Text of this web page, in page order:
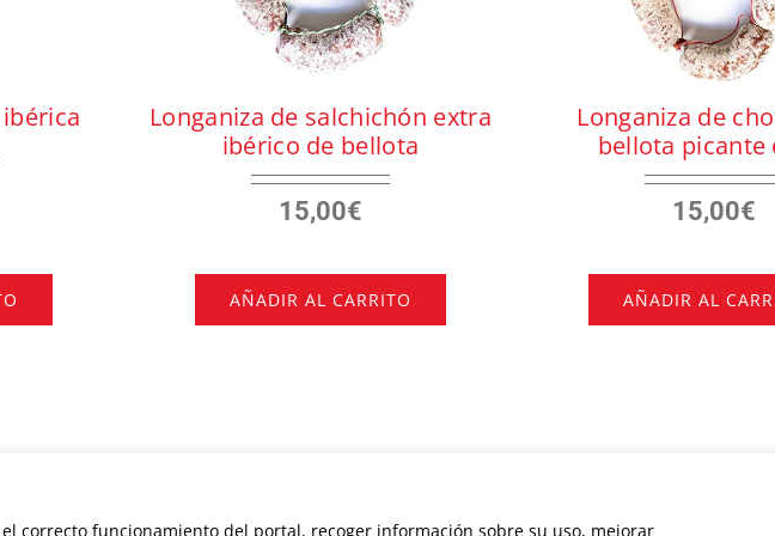
correcto funcionamiento del portal, recoger información sobre su uso, mejorar
Longaniza de salchichón extra
ibérico de bellota
15,00€
AÑADIR AL CARRITO
Longaniza de
bellota picante
15,00€
AÑADIR AL
2026 |Aviso Legal|Política de Privacidad|Política de Cookies|Envíos y Entregas